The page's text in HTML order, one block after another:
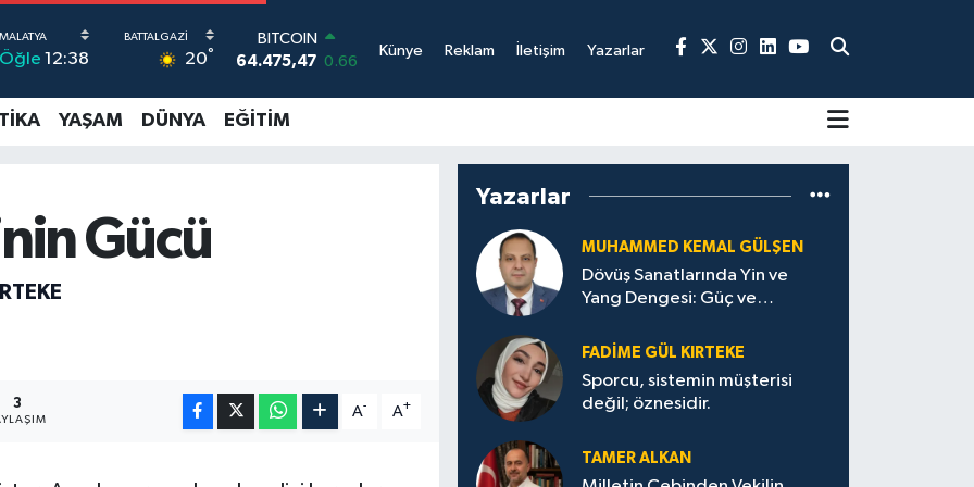
Öğle 12:38 20°
BITCOIN
64.475,47 0.66
EURO
Künye Reklam İletişim Yazarlar
YAŞAM DÜNYA EĞITIM
Gücü
3 A- A+
Yazarlar
MUHAMMED KEMAL GÜLŞEN
Dövüş Sanatlarında Yin ve
Yang Dengesi: Güç ve
FADIME GÜL KIRTEKE
Sporcu, sistemin müşterisi
değil; öznesidir.
TAMER ALKAN